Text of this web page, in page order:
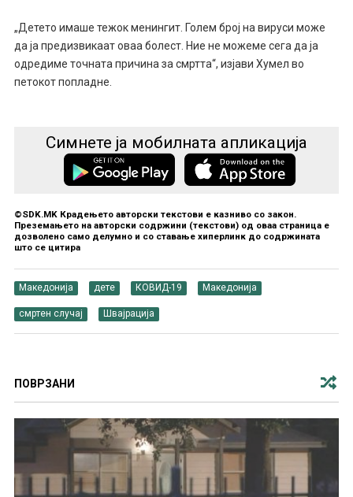
„Детето имаше тежок менингит. Голем број на вируси може
да ја предизвикаат оваа болест. Ние не можеме сега да ја
одредиме точната причина за смртта“, изјави Хумел во
петокот попладне.
Симнете ја мобилната апликација
©SDK.MK Крадењето авторски текстови е казниво со закон.
Преземањето на авторски содржини (текстови) од оваа страница е
дозволено само делумно и со ставање хиперлинк до содржината
што се цитира
Македонија дете КОВИД-19 Македонија
смртен случај Швајрација
ПОВРЗАНИ